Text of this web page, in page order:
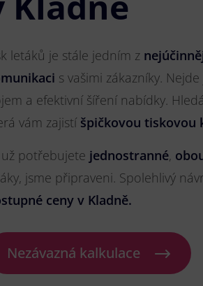
letáků je stále jedním z
s vašimi zákazníky.
a efektivní šíření nabídky.
vám zajistí špičkovou tiskovou
potřebujete jednostranné,
jsme připraveni. Spolehlivý
ceny v Kladně.
Nezávazná kalkulace